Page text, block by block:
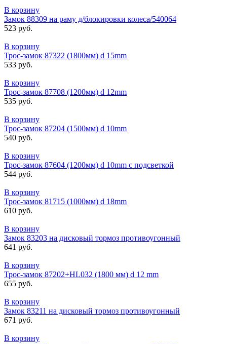
В корзину
Замок 88309 на раму д/блокировки колеса/540064
523 руб.
В корзину
Трос-замок 87322 (1800мм) d 15mm
533 руб.
В корзину
Трос-замок 87708 (1200мм) d 12mm
535 руб.
В корзину
Трос-замок 87204 (1500мм) d 10mm
540 руб.
В корзину
Трос-замок 87604 (1200мм) d 10mm с подсветкой
544 руб.
В корзину
Трос-замок 81715 (1000мм) d 18mm
610 руб.
В корзину
Замок 83203 на дисковый тормоз противоугонный
641 руб.
В корзину
Трос-замок 87202+HL032 (1800 мм) d 12 mm
655 руб.
В корзину
Замок 83211 на дисковый тормоз противоугонный
671 руб.
В корзину